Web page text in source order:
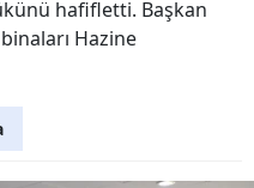
hafifletti. Başkan
Hazine